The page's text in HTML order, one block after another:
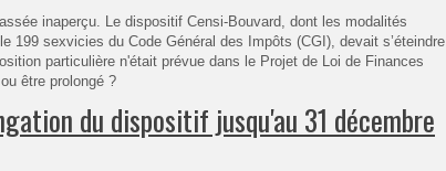
inaperçu. Le dispositif Censi-Bouvard, dont les modalités
199 sexvicies du Code Général des Impôts (CGI), devait s’éteindre
particulière n'était prévue dans le Projet de Loi de Finances
être prolongé ?
du dispositif jusqu'au 31 décembre